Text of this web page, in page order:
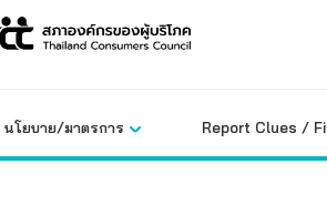
นโยบาย/มาตรการ Report Clues /